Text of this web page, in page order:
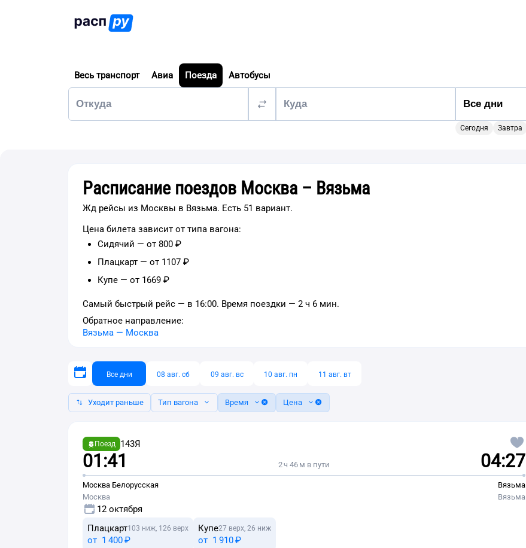
Весь транспорт Авиа Поезда Автобусы
Сегодня Завтра
Расписание поездов Москва – Вязьма
Жд рейсы из Москвы в Вязьма. Есть 51 вариант.
Цена билета зависит от типа вагона:
Сидячий — от 800 ₽
Плацкарт — от 1107 ₽
Купе — от 1669 ₽
Самый быстрый рейс — в 16:00. Время поездки — 2 ч 6 мин.
Обратное направление:
Вязьма — Москва
Все дни 08 авг. сб 09 авг. вс 10 авг. пн 11 авг. вт
Уходит раньше Тип вагона Время Цена
Поезд 143Я
01:41 2 ч 46 м в пути 04:27
Москва Белорусская
Москва
Вязьма
Вязьма
12 октября
Плацкарт103 ниж, 126 верх
от 1 ⁠400 ⁠₽
Купе27 верх, 26 ниж
от 1 ⁠910 ⁠₽